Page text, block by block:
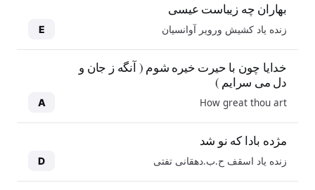
بهاران چه زیباست عیسی
زنده یاد کشیش ورویر آوانسیان E
خدایا چون با حیرت خیره شوم ( آنگه ز جان و
دل می سرایم )
How great thou art
A
مژده بادا که نو شد
زنده یاد اسقف ح.ب.دهقانی تفتی D